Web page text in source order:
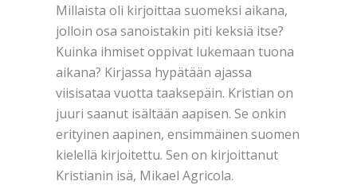
Millaista oli kirjoittaa suomeksi aikana,
jolloin osa sanoistakin piti keksiä itse?
Kuinka ihmiset oppivat lukemaan tuona
aikana? Kirjassa hypätään ajassa
viisisataa vuotta taaksepäin. Kristian on
juuri saanut isältään aapisen. Se onkin
erityinen aapinen, ensimmäinen suomen
kielellä kirjoitettu. Sen on kirjoittanut
Kristianin isä, Mikael Agricola.